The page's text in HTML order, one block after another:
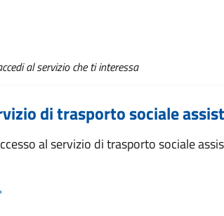
al servizio che ti interessa
di trasporto sociale
al servizio di trasporto sociale